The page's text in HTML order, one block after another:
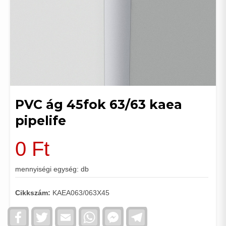
PVC ág 45fok 63/63 kaea
pipelife
0 Ft
mennyiségi egység: db
Cikkszám: KAEA063/063X45
FacebookTwitter Email WhatsAppFacebook
Messenger